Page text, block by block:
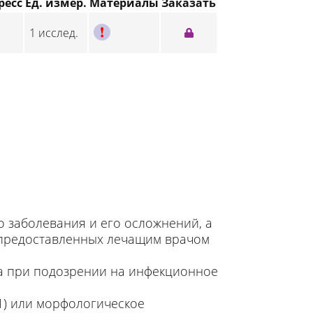
1 исслед. C
и его осложнений, а
лечащим врачом
подозрении на инфекционное
или морфологическое